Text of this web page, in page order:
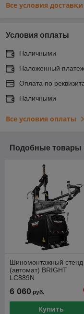
Все условия доставки
Условия оплаты
Наличными
Наложенный платеж
Оплата по
Наличными
Все условия оплаты
Подобные товары
Шиномонтажный стенд
(автомат) BRIGHT
LC889N
6 060 руб.
Купить